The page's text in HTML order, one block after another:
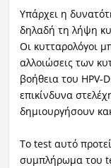
Υπάρχει η
δηλαδή τη λήψη
Οι κυτταρολόγοι
αλλοιώσεις των
βοήθεια του
επικίνδυνα
δημιουργήσουν
Το test αυτό
συμπλήρωμα του